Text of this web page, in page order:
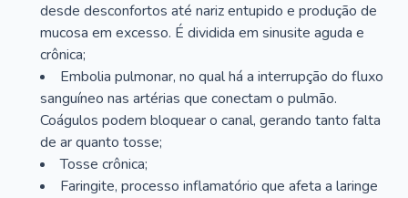
desde desconfortos até nariz entupido e produção de
mucosa em excesso. É dividida em sinusite aguda e
crônica;
Embolia pulmonar, no qual há a interrupção do fluxo
sanguíneo nas artérias que conectam o pulmão.
Coágulos podem bloquear o canal, gerando tanto falta
de ar quanto tosse;
Tosse crônica;
Faringite, processo inflamatório que afeta a laringe